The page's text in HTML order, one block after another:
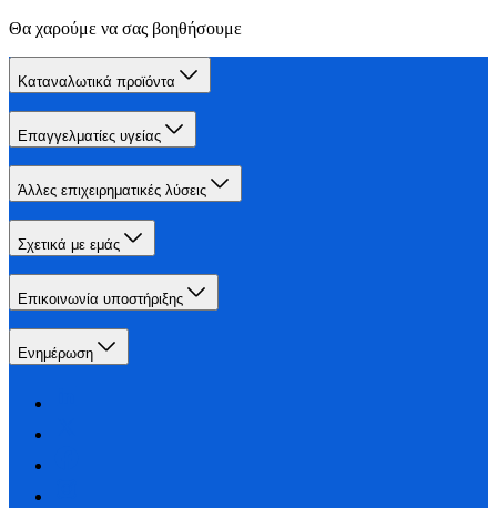
Θα χαρούμε να σας βοηθήσουμε
Καταναλωτικά προϊόντα
Επαγγελματίες υγείας
Άλλες επιχειρηματικές λύσεις
Σχετικά με εμάς
Επικοινωνία υποστήριξης
Ενημέρωση